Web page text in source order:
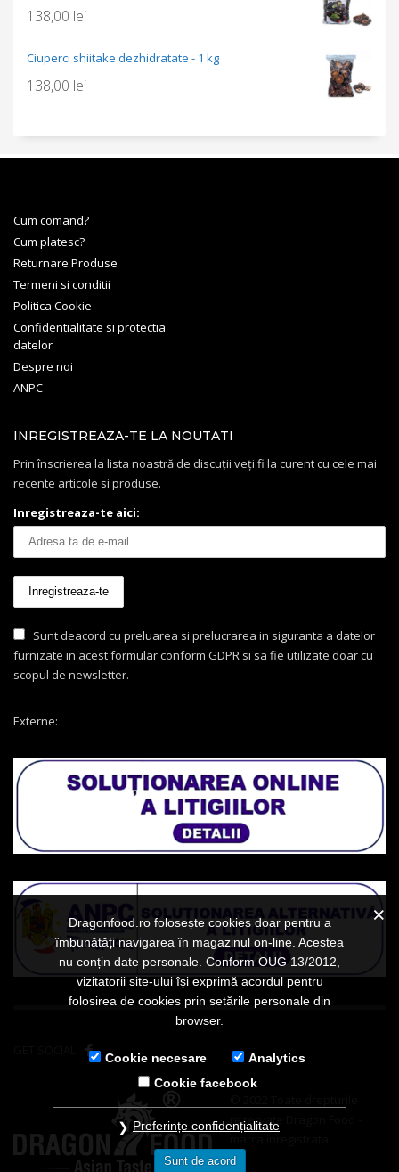
138,00 lei
Ciuperci shiitake dezhidratate - 1 kg
138,00 lei
Cum comand?
Cum platesc?
Returnare Produse
Termeni si conditii
Politica Cookie
Confidentialitate si protectia
datelor
Despre noi
ANPC
INREGISTREAZA-TE LA NOUTATI
Prin înscrierea la lista noastră de discuții veți fi la curent cu cele mai
recente articole si produse.
Inregistreaza-te aici:
Sunt deacord cu preluarea si prelucrarea in siguranta a datelor
furnizate in acest formular conform GDPR si sa fie utilizate doar cu
scopul de newsletter.
Externe:
rezervate Dragon Food -
Dragonfood.ro folosește cookies doar pentru a
îmbunătăți navigarea în magazinul on-line. Acestea
nu conțin date personale. Conform OUG 13/2012,
vizitatorii site-ului își exprimă acordul pentru
folosirea de cookies prin setările personale din
browser.
Cookie necesare
Analytics
Cookie facebook
Preferințe confidențialitate
Sunt de acord